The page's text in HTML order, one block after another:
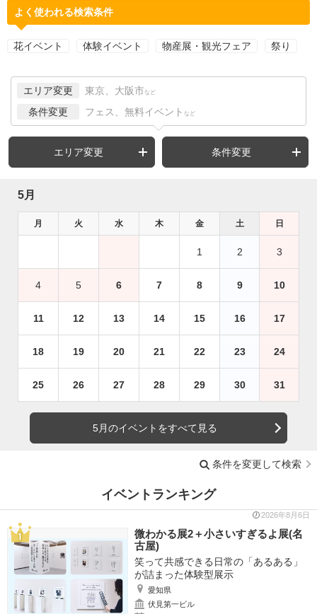
よく使われる検索条件
花イベント 体験イベント 物産展・観光フェア 祭り
エリア変更 東京、大阪市 など
条件変更 フェス、無料イベント など
エリア変更 条件変更
5月
月 火 水 木 金 土 日
1 2 3
4 5 6 7 8 9 10
11 12 13 14 15 16 17
18 19 20 21 22 23 24
25 26 27 28 29 30 31
5月のイベントをすべて見る
条件を変更して検索
イベントランキング
2026年8月6日
微わかる展2＋小さいすぎるよ展(名
古屋)
笑って共感できる日常の「あるある」
が詰まった体験型展示
愛知県
伏見第一ビル